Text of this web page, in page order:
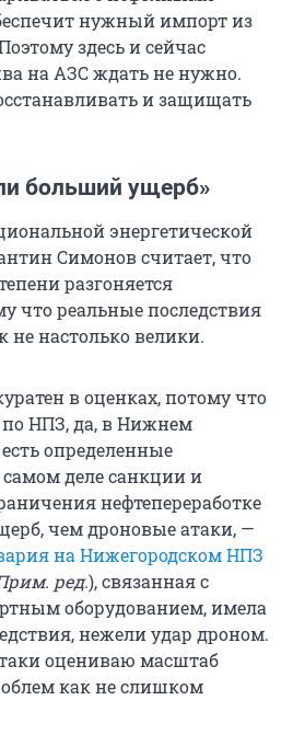
нужный импорт из
здесь и сейчас
на АЗС ждать не нужно.
и защищать
больший ущерб»
энергетической
Симонов считает, что
разгоняется
что реальные последствия
не настолько велики.
в оценках, потому что
НПЗ, да, в Нижнем
определенные
деле санкции и
нефтепереработке
чем дроновые атаки, —
на Нижегородском НПЗ
ред.), связанная с
оборудованием, имела
нежели удар дроном.
оцениваю масштаб
как не слишком